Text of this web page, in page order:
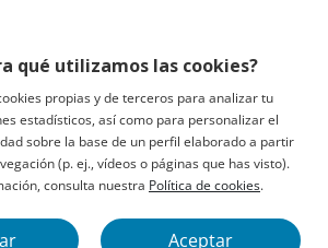
qué utilizamos las cookies?
propias y de terceros para analizar tu
estadísticos, así como para personalizar el
sobre la base de un perfil elaborado a partir
(p. ej., vídeos o páginas que has visto).
consulta nuestra Política de cookies.
Aceptar
S.A.